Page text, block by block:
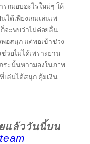
ถมอบอะไรใหม่ๆ ให้
นได้เพียงเกมเล่นเพ
จะพบว่าไม่ค่อยลื่น
อสนุก แต่พอเข้าช่วง
วยไม่ได้เพราะยาน
ระนั้นหากมองในภาพ
เล่นได้สนุก คุ้มเงิน
แล้ววันนี้บน